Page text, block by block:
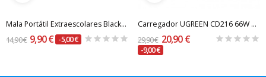
Mala Portátil Extraescolares Blackfit8 Pink
14,90 € 9,90 € -5,00 €
Carregador UGREEN CD216 66W PD Fast Charger...
29,90 € 20,90 €
-9,00 €